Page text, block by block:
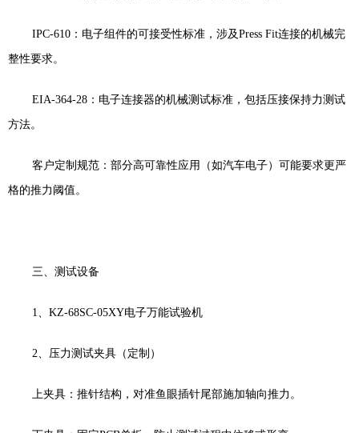
IPC-610 ：电子组件的可接受性标准，涉及Press Fit连接的机械完
整性要求。
EIA-364-28 ：电子连接器的机械测试标准，包括压接保持力测试
方法。
客户定制规范：部分高可靠性应用（如汽车电子）可能要求更严
格的推力阈值。
三、测试设备
1、 KZ-68SC-05XY电子万能试验机
2、压力测试夹具（定制）
上夹具：推针结构，对准鱼眼插针尾部施加轴向推力。